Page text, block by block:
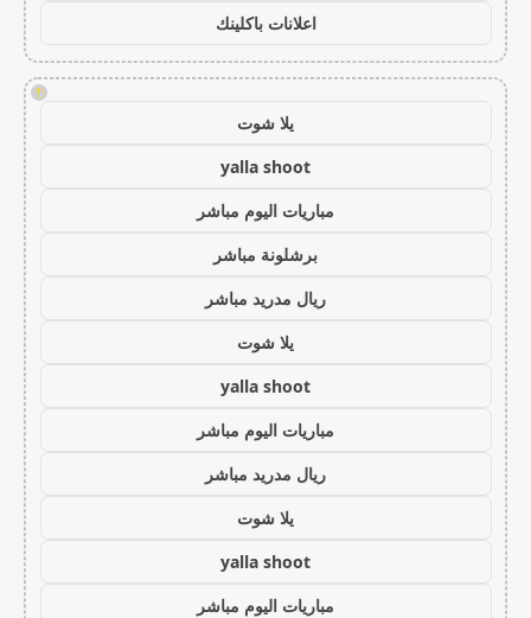
اعلانات باكلينك
!
يلا شوت
yalla shoot
مباريات اليوم مباشر
برشلونة مباشر
ريال مدريد مباشر
يلا شوت
yalla shoot
مباريات اليوم مباشر
ريال مدريد مباشر
يلا شوت
yalla shoot
مباريات اليوم مباشر